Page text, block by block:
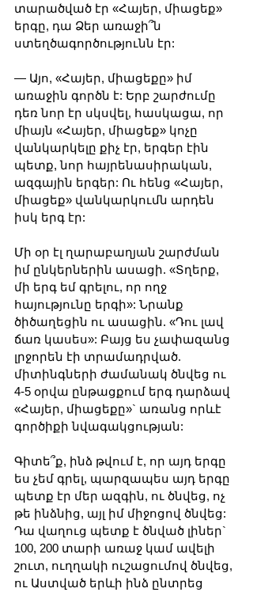
տարածված էր «Հայեր, միացեք»
երգը, դա Ձեր առաջի՞ն
ստեղծագործությունն էր:
— Այո, «Հայեր, միացեքը» իմ
առաջին գործն է: Երբ շարժումը
դեռ նոր էր սկսվել, հասկացա, որ
միայն «Հայեր, միացեք» կոչը
վանկարկելը քիչ էր, երգեր էին
պետք, նոր հայրենասիրական,
ազգային երգեր: Ու հենց «Հայեր,
միացեք» վանկարկումն արդեն
իսկ երգ էր:
Մի օր էլ ղարաբաղյան շարժման
իմ ընկերներին ասացի. «Տղերք,
մի երգ եմ գրելու, որ ողջ
հայությունը երգի»: Նրանք
ծիծաղեցին ու ասացին. «Դու լավ
ճառ կասես»: Բայց ես չափազանց
լրջորեն էի տրամադրված.
միտինգների ժամանակ ծնվեց ու
4-5 օրվա ընթացքում երգ դարձավ
«Հայեր, միացեքը»` առանց որևէ
գործիքի նվագակցության:
Գիտե՞ք, ինձ թվում է, որ այդ երգը
ես չեմ գրել, պարզապես այդ երգը
պետք էր մեր ազգին, ու ծնվեց, ոչ
թե ինձնից, այլ իմ միջոցով ծնվեց:
Դա վաղուց պետք է ծնված լիներ`
100, 200 տարի առաջ կամ ավելի
շուտ, ուղղակի ուշացումով ծնվեց,
ու Աստված երևի ինձ ընտրեց